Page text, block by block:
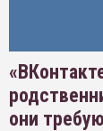
они